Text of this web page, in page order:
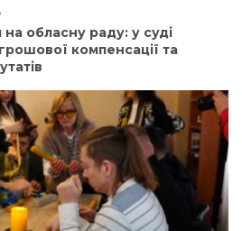
обласну раду: у суді
компенсації та